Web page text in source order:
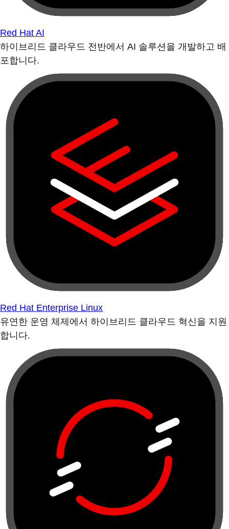
Red Hat AI
하이브리드 클라우드 전반에서 AI 솔루션을 개발하고 배
포합니다.
Red Hat Enterprise Linux
유연한 운영 체제에서 하이브리드 클라우드 혁신을 지원
합니다.